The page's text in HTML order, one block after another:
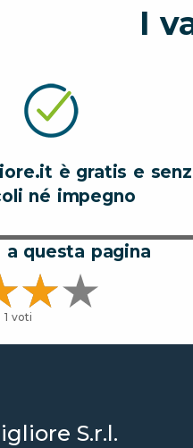
I
è gratis e
né impegno
a questa pagina
1 voti
S.r.l.